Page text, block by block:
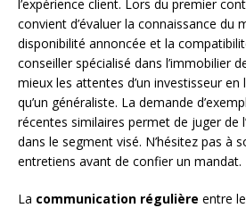
l’expérience client. Lors du premier
convient d’évaluer la connaissance du
disponibilité annoncée et la
conseiller spécialisé dans l’immobilier
mieux les attentes d’un investisseur
qu’un généraliste. La demande
récentes similaires permet de juger de
dans le segment visé. N’hésitez pas à
entretiens avant de confier un mandat.
La communication régulière entre